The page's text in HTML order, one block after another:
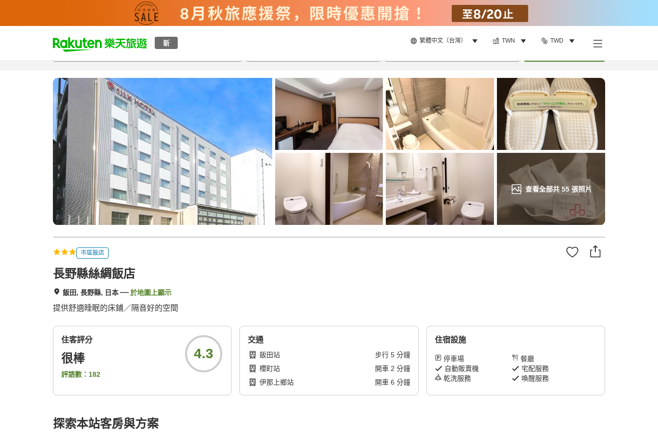
新 繁體中文（台灣） TWN TWD
t
p
a
g
s
e
a
r
查看全部共 55張照片
總覽客房與方案評語設施
市區飯店
長野縣絲綢飯店
飯田, 長野縣, 日本 於地圖上顯示
提供舒適睡眠的床鋪／隔音好的空間
住客評分
很棒
評語數： 182
4.3
交通
飯田站 步行 5分鐘
櫻町站
開車 2 分鐘
伊那上鄉站
開車 6 分鐘
住宿設施
停車場
餐廳
自動販賣機
宅配服務
乾洗服務
喚醒服務
探索本站客房與方案